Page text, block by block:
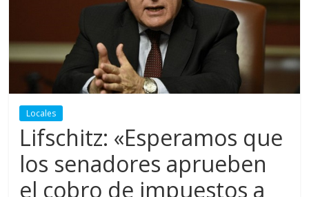
Locales
Lifschitz: «Esperamos que
los senadores aprueben
el cobro de impuestos a